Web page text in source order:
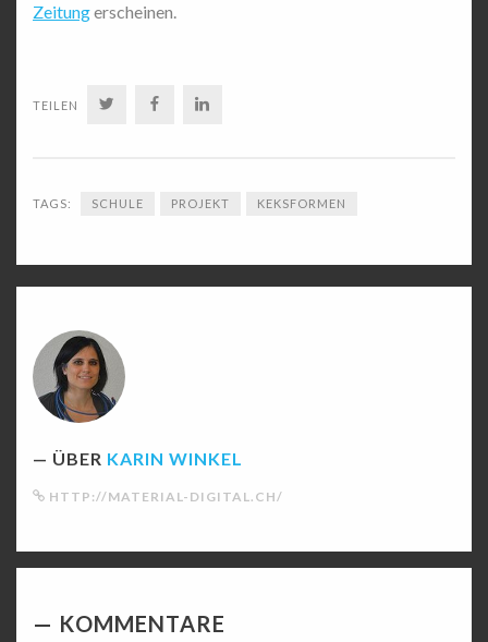
Zeitungerscheinen.
TEILEN TWITTERFACEBOOK
TAGS: SCHULE PROJEKT KEKSFORMEN
ÜBER KARIN WINKEL
HTTP://MATERIAL-DIGITAL.CH/
KOMMENTARE